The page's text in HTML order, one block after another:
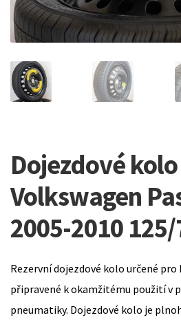
Dojezdové kolo
Volkswagen
2005-2010
Rezervní dojezdové kolo určené
připravené k okamžitému použití v
pneumatiky. Dojezdové kolo je